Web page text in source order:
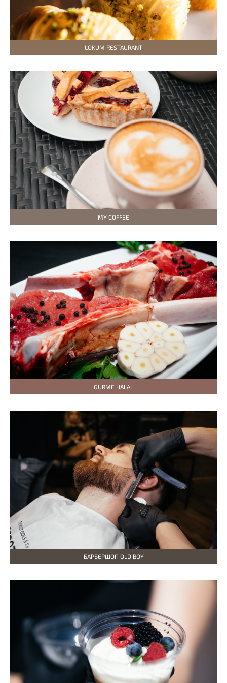
LOKUM RESTAURANT
MY COFFEE
GURME HALAL
БАРБЕРШОП OLD BOY